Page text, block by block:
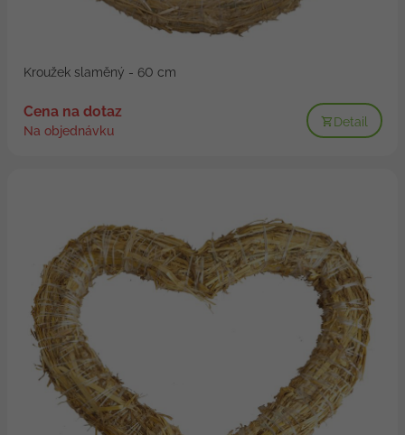
Kroužek slaměný - 60 cm
Cena na dotaz
Na objednávku
Detail